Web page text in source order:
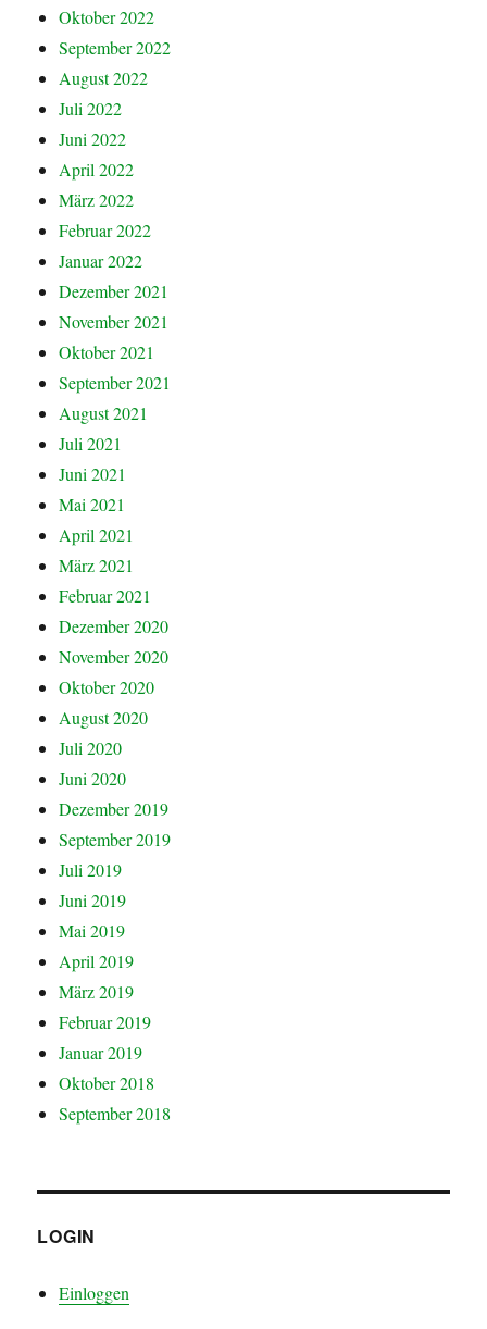
Oktober 2022
September 2022
August 2022
Juli 2022
Juni 2022
April 2022
März 2022
Februar 2022
Januar 2022
Dezember 2021
November 2021
Oktober 2021
September 2021
August 2021
Juli 2021
Juni 2021
Mai 2021
April 2021
März 2021
Februar 2021
Dezember 2020
November 2020
Oktober 2020
August 2020
Juli 2020
Juni 2020
Dezember 2019
September 2019
Juli 2019
Juni 2019
Mai 2019
April 2019
März 2019
Februar 2019
Januar 2019
Oktober 2018
September 2018
LOGIN
Einloggen